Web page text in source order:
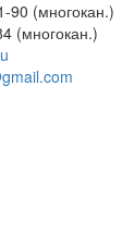
90 (многокан.)
(многокан.)